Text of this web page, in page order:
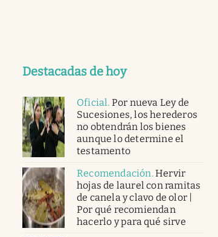
Destacadas de hoy
Oficial. Por nueva Ley de
Sucesiones, los herederos
no obtendrán los bienes
aunque lo determine el
testamento
Recomendación.Hervir
hojas de laurel con ramitas
de canela y clavo de olor |
Por qué recomiendan
hacerlo y para qué sirve